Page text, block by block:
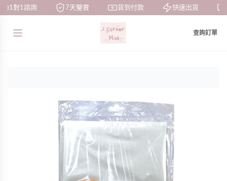
1對1諮詢 7天鑒賞 貨到付款 快速出貨
查詢訂單